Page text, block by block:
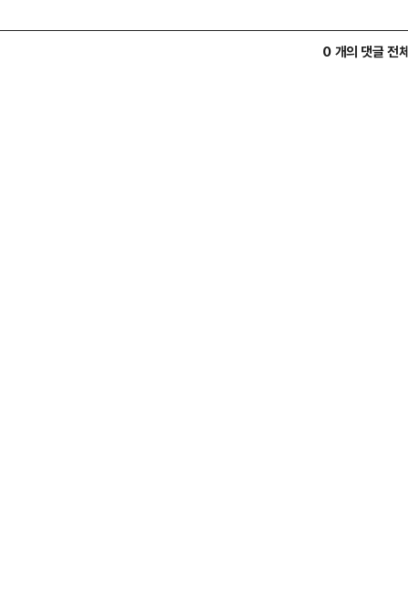
0 개의 댓글 전